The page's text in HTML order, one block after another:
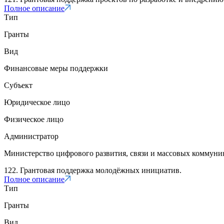
Полное описание
Тип
Гранты
Вид
Финансовые меры поддержки
Субъект
Юридическое лицо
Физическое лицо
Администратор
Министерство цифрового развития, связи и массовых
122. Грантовая поддержка молодёжных инициатив.
Полное описание
Тип
Гранты
Вид